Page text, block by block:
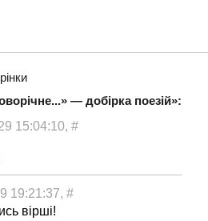
— добірка поезій»:
15:04:10, #
19:21:37, #
вірші!